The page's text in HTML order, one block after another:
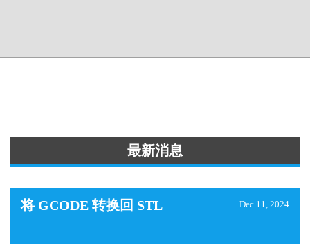
最新消息
将 GCODE 转换回 STL Dec 11, 2024